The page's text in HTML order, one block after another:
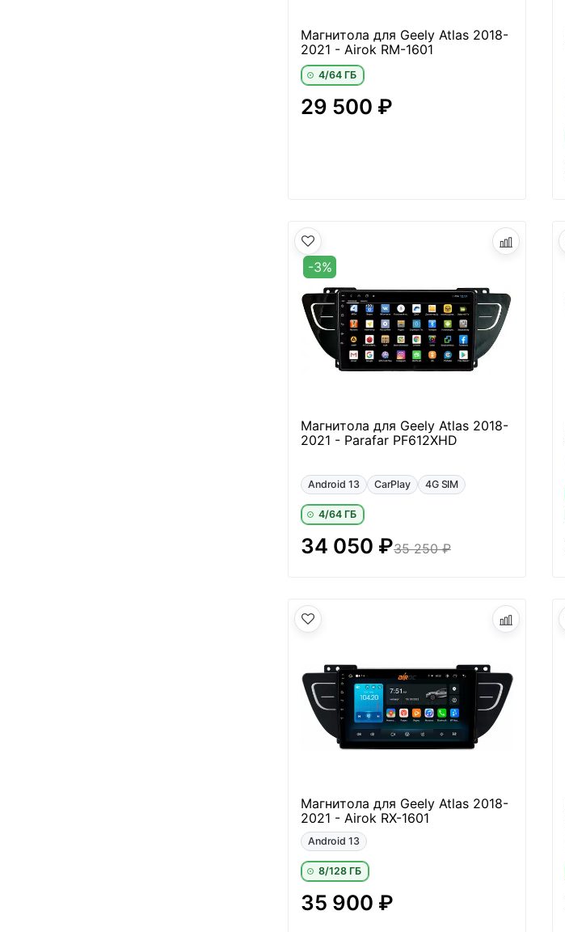
Магнитола для Geely Atlas 2018-
2021 - Airok RM-1601
4/64 ГБ
29 500 ₽
-3%
Магнитола для Geely Atlas 2018-
2021 - Parafar PF612XHD
Android 13 CarPlay 4G SIM
4/64 ГБ
35 250 ₽
34 050 ₽
Магнитола для Geely Atlas 2018-
2021 - Airok RX-1601
Android 13
8/128 ГБ
35 900 ₽